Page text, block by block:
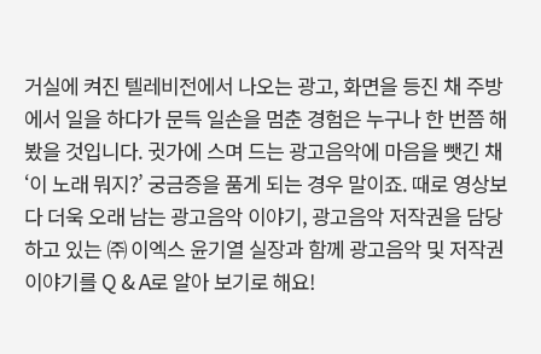
거실에 켜진 텔레비전에서 나오는 광고, 화면을 등진 채 주방
에서 일을 하다가 문득 일손을 멈춘 경험은 누구나 한 번쯤 해
봤을 것입니다. 귓가에 스며 드는 광고음악에 마음을 뺏긴 채
‘이 노래 뭐지?’ 궁금증을 품게 되는 경우 말이죠. 때로 영상보
다 더욱 오래 남는 광고음악 이야기, 광고음악 저작권을 담당
하고 있는 ㈜ 이엑스 윤기열 실장과 함께 광고음악 및 저작권
이야기를 Q & A로 알아 보기로 해요!